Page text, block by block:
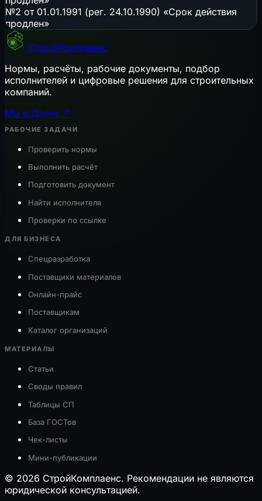
№2 от 01.01.1991 (рег. 24.10.1990) «Срок действия
продлен»
СтройКомплаенс
Нормы, расчёты, рабочие документы, подбор
исполнителей и цифровые решения для строительных
компаний.
Мы в Дзене ↗
РАБОЧИЕ ЗАДАЧИ
Проверить нормы
Выполнить расчёт
Подготовить документ
Найти исполнителя
Проверки по ссылке
ДЛЯ БИЗНЕСА
Спецразработка
Поставщики материалов
Онлайн-прайс
Поставщикам
Каталог организаций
МАТЕРИАЛЫ
Статьи
Своды правил
Таблицы СП
База ГОСТов
Чек-листы
Мини-публикации
© 2026 СтройКомплаенс. Рекомендации не являются
юридической консультацией.